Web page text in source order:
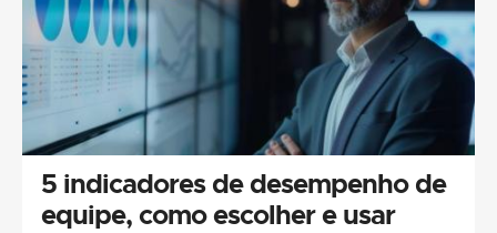
5 indicadores de desempenho de
equipe, como escolher e usar